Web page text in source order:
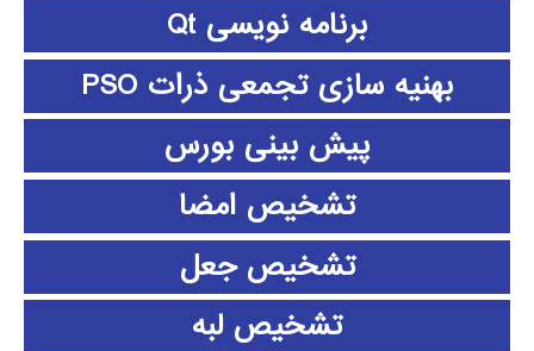
برنامه نویسی Qt
بهنیه سازی تجمعی ذرات PSO
پیش بینی بورس
تشخیص امضا
تشخیص جعل
تشخیص لبه